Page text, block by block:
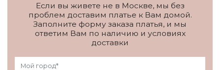
Если вы живете не в Москве, мы без
проблем доставим платье к Вам домой.
Заполните форму заказа платья, и мы
ответим Вам по наличию и условиях
доставки